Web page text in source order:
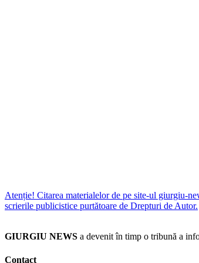
Atenție! Citarea materialelor de pe site-ul giurgiu-
scrierile publicistice purtătoare de Drepturi de Autor.
GIURGIU NEWS a devenit în timp o tribună a
Contact